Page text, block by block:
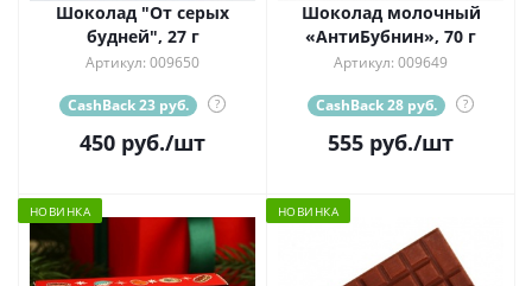
Шоколад "От серых
будней", 27 г
Артикул: 009650
CashBack 23 руб. ?
450 руб./шт
Шоколад молочный
«АнтиБубнин», 70 г
Артикул: 009649
CashBack 28 руб. ?
555 руб./шт
НОВИНКА НОВИНКА